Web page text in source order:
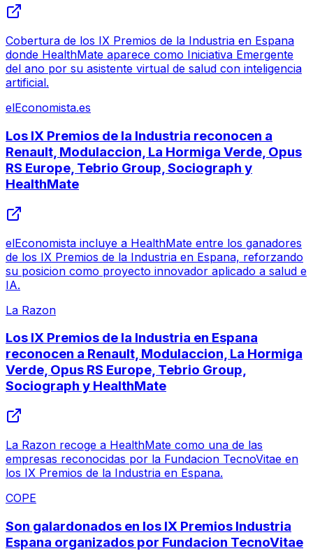
Cobertura de los IX Premios de la Industria en Espana
donde HealthMate aparece como Iniciativa Emergente
del ano por su asistente virtual de salud con inteligencia
artificial.
elEconomista.es
Los IX Premios de la Industria reconocen a
Renault, Modulaccion, La Hormiga Verde, Opus
RS Europe, Tebrio Group, Sociograph y
HealthMate
elEconomista incluye a HealthMate entre los ganadores
de los IX Premios de la Industria en Espana, reforzando
su posicion como proyecto innovador aplicado a salud e
IA.
La Razon
Los IX Premios de la Industria en Espana
reconocen a Renault, Modulaccion, La Hormiga
Verde, Opus RS Europe, Tebrio Group,
Sociograph y HealthMate
La Razon recoge a HealthMate como una de las
empresas reconocidas por la Fundacion TecnoVitae en
los IX Premios de la Industria en Espana.
COPE
Son galardonados en los IX Premios Industria
Espana organizados por Fundacion TecnoVitae